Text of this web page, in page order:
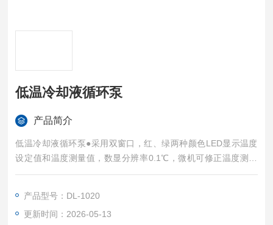
低温冷却液循环泵
产品简介
低温冷却液循环泵●采用双窗口，红、绿两种颜色LED显示温度
设定值和温度测量值，数显分辨率0.1℃，微机可修正温度测量
值偏差，使数显精度达0.1℃。●具有微机软件锁功能，可锁定系
作均在微机智能控制仪上按动触摸软键完成，操作简单。●产品
使用方便，可连续工作。
产品型号：DL-1020
更新时间：2026-05-13